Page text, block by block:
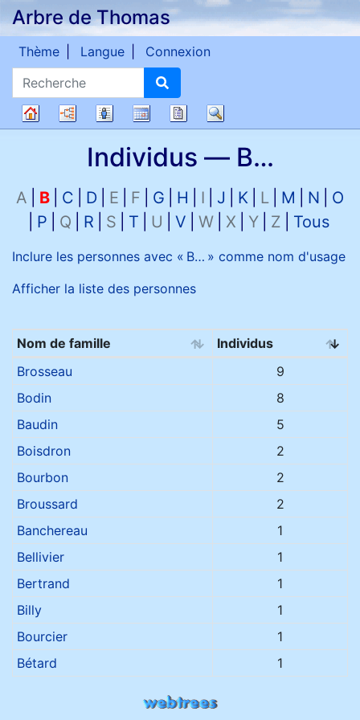
Passer au contenu
Arbre de Thomas
Recherche
Thème Langue Connexion
généalogique
Diagrammes
Listes CalendrierRapports
Individus — B…
A B C D E F G H I J K L M N
O
P
Q R S T U V W X Y Z Tous
Inclure les personnes avec « B… » comme nom d'usage
Afficher la liste des personnes
Noms de famille
Nom de famille
Individus
Brosseau
9
Bodin
8
Baudin
5
Boisdron
2
Bourbon
2
Broussard
2
Banchereau
1
Bellivier
1
Bertrand
1
Billy
1
Bourcier
1
Bétard
1